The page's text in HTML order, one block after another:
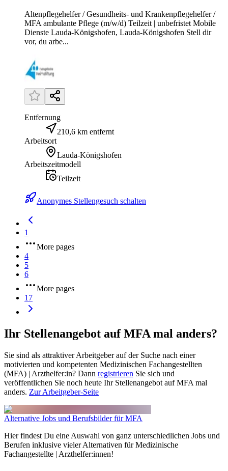
Altenpflegehelfer / Gesundheits- und Krankenpflegehelfer /
MFA ambulante Pflege (m/w/d) Teilzeit | unbefristet Mobile
Dienste Lauda-Königshofen, Lauda-Königshofen Stell dir
vor, du arbe...
Entfernung
210,6 km entfernt
Arbeitsort
Lauda-Königshofen
Arbeitszeitmodell
Teilzeit
Anonymes Stellengesuch schalten
1
More pages
4
5
6
More pages
17
Ihr Stellenangebot auf MFA mal anders?
Sie sind als attraktiver Arbeitgeber auf der Suche nach einer
motivierten und kompetenten Medizinischen Fachangestellten
(MFA) | Arzthelfer:in? Dann registrieren Sie sich und
veröffentlichen Sie noch heute Ihr Stellenangebot auf MFA mal
anders. Zur Arbeitgeber-Seite
Alternative Jobs und Berufsbilder für MFA
Hier findest Du eine Auswahl von ganz unterschiedlichen Jobs und
Berufen inklusive vieler Alternativen für Medizinische
Fachangestellte | Arzthelfer:innen!